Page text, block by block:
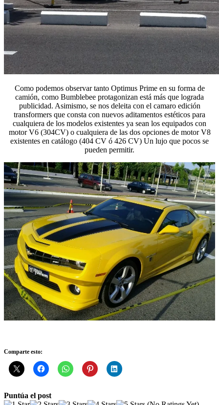
Como podemos observar tanto Optimus Prime en su forma de
camión, como Bumblebee protagonizan está más que lograda
publicidad. Asimismo, se nos deleita con el camaro edición
transformers que consta con nuevos aditamentos estéticos para
cualquiera de los modelos existentes ya sean los equipados con
motor V6 (304CV) o cualquiera de las dos opciones de motor V8
existentes en catálogo (404 CV ó 426 CV) Un lujo que pocos se
pueden permitir.
Comparte esto:
Puntúa el post